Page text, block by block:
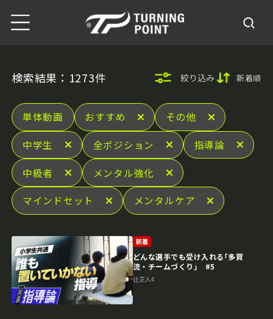
検索結果：1273件 絞り込み 新着順
単体動画 おすすめ その他
中学生 全ポジション 指導論
中級者 メンタル強化
マインドセット メンタルケア
新着
どんな選手でも受け入れる｢多賀
流・チームづくり｣ #5
辻正人4